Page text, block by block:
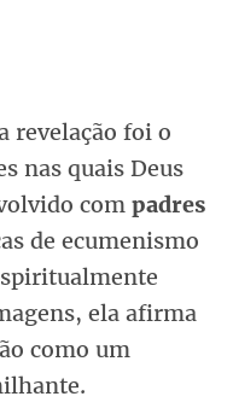
revelação foi o
nas quais Deus
com padres
de ecumenismo
ela afirma
como um